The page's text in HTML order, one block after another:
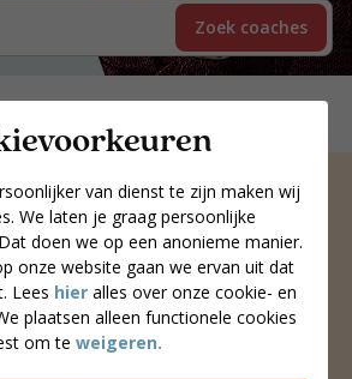
van dienst te zijn maken wij
We laten je graag persoonlijke
doen we op een anonieme manier.
onze website gaan we ervan uit dat
Lees hier alles over onze cookie- en
plaatsen alleen functionele cookies
om te weigeren.
Zoek coaches
buurt
je coach